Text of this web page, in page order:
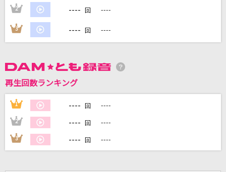
Reol
プラトニック・プラネット(Ultimate Juice Ve
Rainy feat. Bene Baby
[生音]世界に一つだけの花
もっと見る
2 ---- 回 ----
3 ---- 回 ----
再生回数ランキング
1 ---- 回 ----
2 ---- 回 ----
3 ---- 回 ----